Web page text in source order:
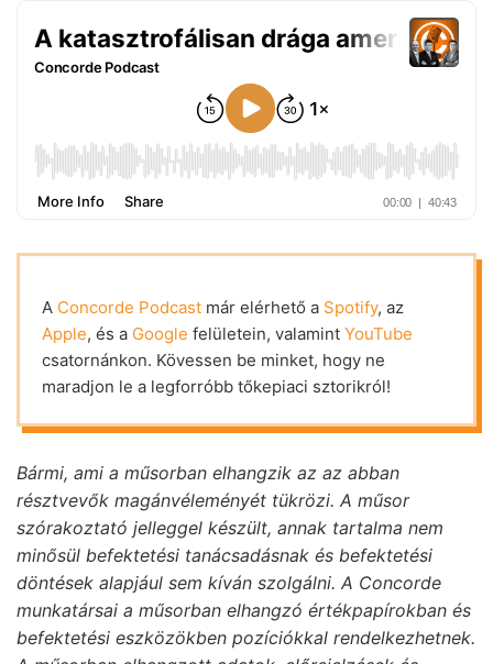
A Concorde Podcast már elérhető a Spotify, az
Apple, és a Google felületein, valamint YouTube
csatornánkon. Kövessen be minket, hogy ne
maradjon le a legforróbb tőkepiaci sztorikról!
Bármi, ami a műsorban elhangzik az az abban
résztvevők magánvéleményét tükrözi. A műsor
szórakoztató jelleggel készült, annak tartalma nem
minősül befektetési tanácsadásnak és befektetési
döntések alapjául sem kíván szolgálni. A Concorde
munkatársai a műsorban elhangzó értékpapírokban és
befektetési eszközökben pozíciókkal rendelkezhetnek.